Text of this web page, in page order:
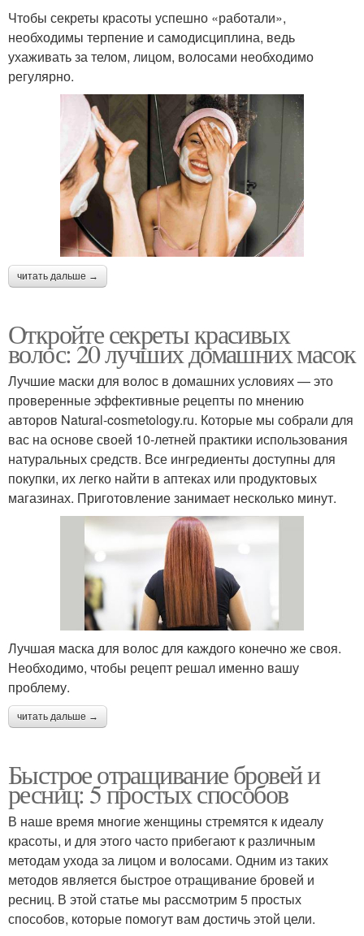
Чтобы секреты красоты успешно «работали»,
необходимы терпение и самодисциплина, ведь
ухаживать за телом, лицом, волосами необходимо
регулярно.
читать дальше →
Откройте секреты красивых
волос: 20 лучших домашних масок
Лучшие маски для волос в домашних условиях — это
проверенные эффективные рецепты по мнению
авторов Natural-cosmetology.ru. Которые мы собрали для
вас на основе своей 10-летней практики использования
натуральных средств. Все ингредиенты доступны для
покупки, их легко найти в аптеках или продуктовых
магазинах. Приготовление занимает несколько минут.
Лучшая маска для волос для каждого конечно же своя.
Необходимо, чтобы рецепт решал именно вашу
проблему.
читать дальше →
Быстрое отращивание бровей и
ресниц: 5 простых способов
В наше время многие женщины стремятся к идеалу
красоты, и для этого часто прибегают к различным
методам ухода за лицом и волосами. Одним из таких
методов является быстрое отращивание бровей и
ресниц. В этой статье мы рассмотрим 5 простых
способов, которые помогут вам достичь этой цели.